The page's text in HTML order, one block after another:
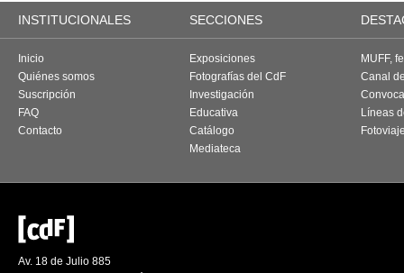
INSTITUCIONALES SECCIONES
Inicio
Quiénes somos
Suscripción
FAQ
Contacto
Exposiciones
Fotografías del CdF
Investigación
Educativa
Catálogo
Mediateca
MUFF,
Canal
Líneas
Av. 18 de Julio 885